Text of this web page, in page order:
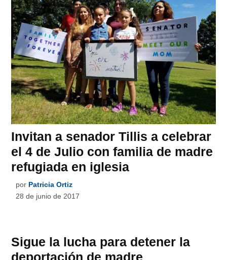
Invitan a senador Tillis a celebrar
el 4 de Julio con familia de madre
refugiada en iglesia
por Patricia Ortiz
28 de junio de 2017
Sigue la lucha para detener la
deportación de madre